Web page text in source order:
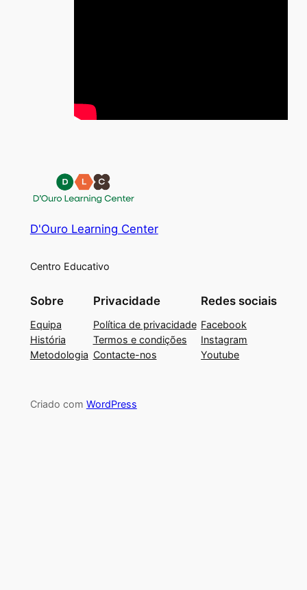
D'Ouro Learning Center
Centro Educativo
Sobre
Equipa
História
Metodologia
Privacidade
Política de privacidade
Termos e condições
Contacte-nos
Redes sociais
Facebook
Instagram
Youtube
Criado com WordPress